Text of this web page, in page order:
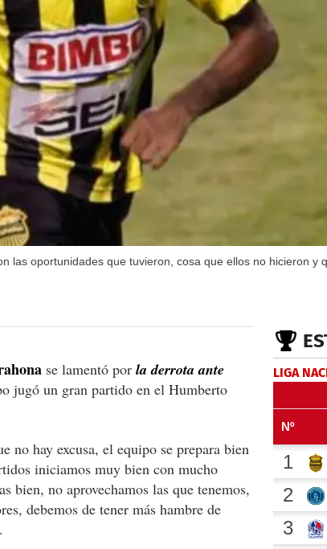
las oportunidades que tuvieron, cosa que ellos no hicieron y
se lamentó por la derrota ante
jugó un gran partido en el Humberto
no hay excusa, el equipo se prepara bien
iniciamos muy bien con mucho
bien, no aprovechamos las que tenemos,
debemos de tener más hambre de
LIGA